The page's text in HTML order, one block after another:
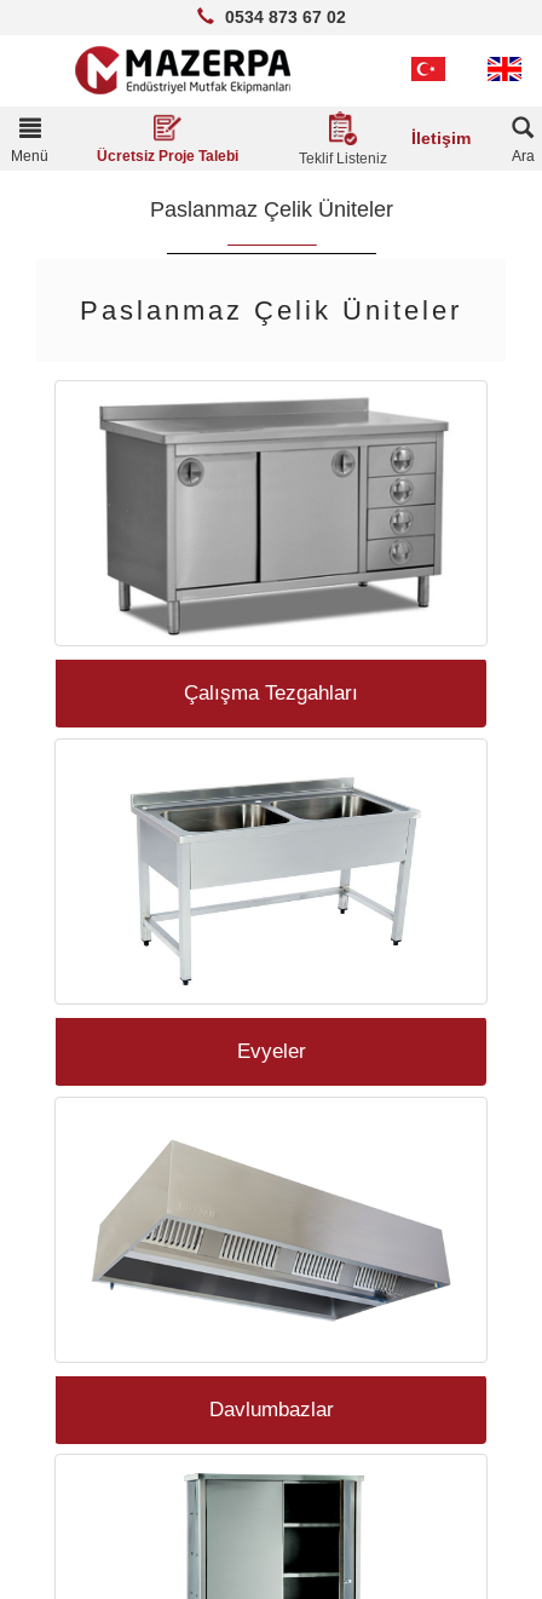
0534 873 67 02
Toggle
navigation
Menü Ücretsiz Proje Talebi Teklif Listeniz
İletişim
Ara
Paslanmaz Çelik Üniteler
Paslanmaz Çelik Üniteler
Çalışma Tezgahları
Evyeler
Davlumbazlar